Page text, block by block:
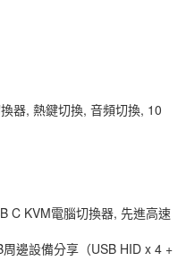
器, 熱鍵切換, 音頻切換, 10
C KVM電腦切換器, 先進高速
邊設備分享（USB HID x 4 +